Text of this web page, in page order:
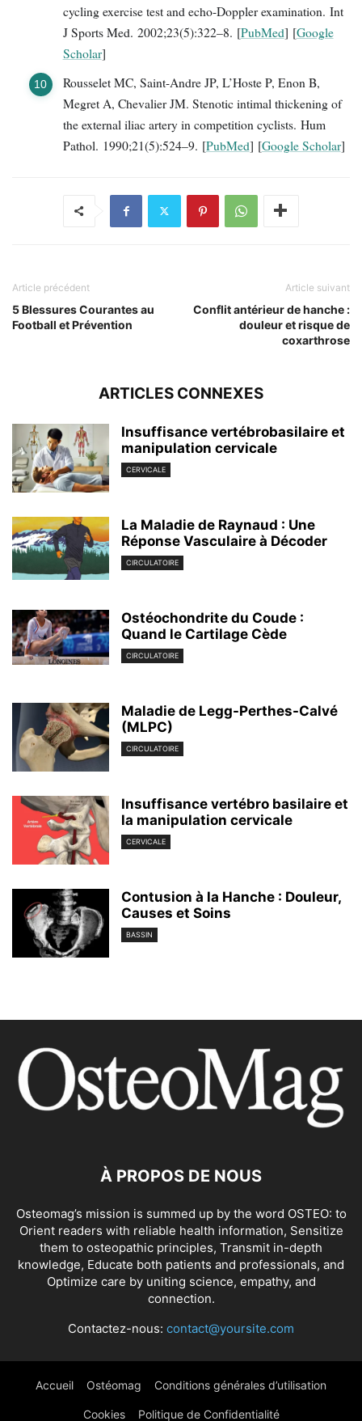
cycling exercise test and echo-Doppler examination. Int
J Sports Med. 2002;23(5):322–8. [PubMed] [Google
Scholar]
Rousselet MC, Saint-Andre JP, L’Hoste P, Enon B,
Megret A, Chevalier JM. Stenotic intimal thickening of
the external iliac artery in competition cyclists. Hum
Pathol. 1990;21(5):524–9. [PubMed] [Google Scholar]
Article précédent
5 Blessures Courantes au
Football et Prévention
Article suivant
Conflit antérieur de hanche :
douleur et risque de
coxarthrose
ARTICLES CONNEXES
Insuffisance vertébrobasilaire et
manipulation cervicale
CERVICALE
La Maladie de Raynaud : Une
Réponse Vasculaire à Décoder
CIRCULATOIRE
Ostéochondrite du Coude :
Quand le Cartilage Cède
CIRCULATOIRE
Maladie de Legg-Perthes-Calvé
(MLPC)
CIRCULATOIRE
Insuffisance vertébro basilaire et
la manipulation cervicale
CERVICALE
Contusion à la Hanche : Douleur,
Causes et Soins
BASSIN
À PROPOS DE NOUS
Osteomag’s mission is summed up by the word OSTEO: to
Orient readers with reliable health information, Sensitize
them to osteopathic principles, Transmit in-depth
knowledge, Educate both patients and professionals, and
Optimize care by uniting science, empathy, and
connection.
Contactez-nous: contact@yoursite.com
Accueil Ostéomag Conditions générales d’utilisation
Cookies Politique de Confidentialité